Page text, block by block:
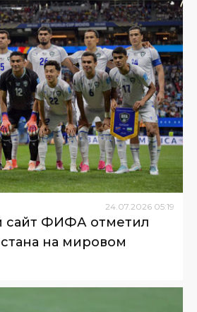
24 07 2026 05:19
сайт ФИФА отметил
на мировом